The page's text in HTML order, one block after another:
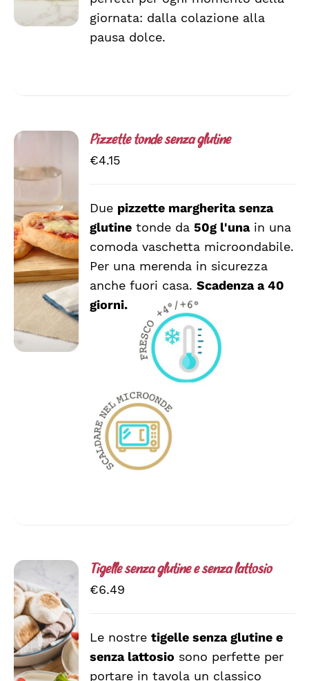
OPZIONI
POSSONOgiornata: dalla colazione alla
pausa dolce.
AGGIUNGI
AL
CARRELLO
/
DETTAGLI
Pizzette tonde senza glutine
€4.15
Due pizzette margherita senza
glutine tonde da50g l'unain una
comoda vaschetta microondabile.
Per una merenda in sicurezza
anche fuori casa.Scadenza a 40
giorni.
SCEGLI
QUESTO
/
Tigelle senza glutine e senza lattosio
€6.49
Le nostretigelle senza glutine e
senza lattosio sono perfette per
portare in tavola un classico